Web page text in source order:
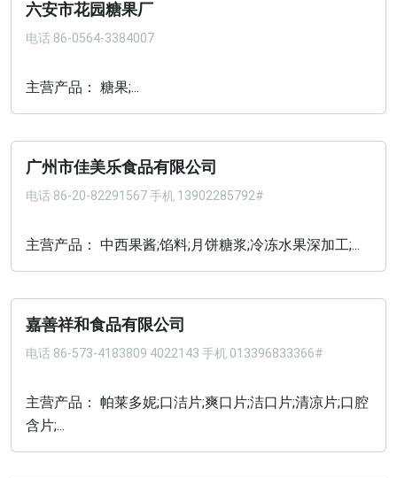
六安市花园糖果厂
电话 86-0564-3384007
主营产品： 糖果;...
广州市佳美乐食品有限公司
电话 86-20-82291567 手机 13902285792#
主营产品： 中西果酱;馅料;月饼糖浆;冷冻水果深加工;...
嘉善祥和食品有限公司
电话 86-573-4183809 4022143 手机 013396833366#
主营产品： 帕莱多妮;口洁片;爽口片;洁口片;清凉片;口腔
含片;...